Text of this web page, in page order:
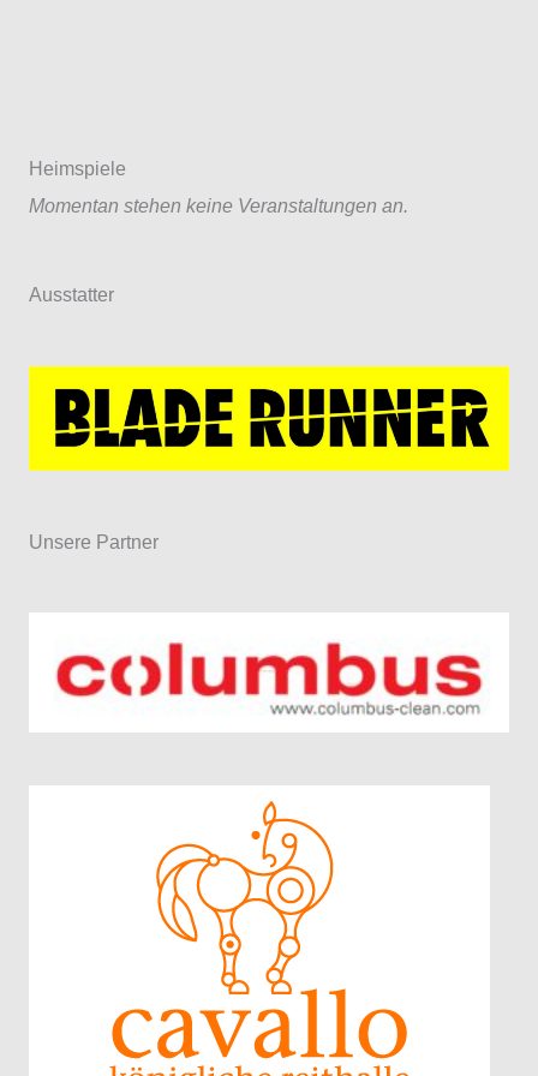
Heimspiele
Momentan stehen keine Veranstaltungen an.
Ausstatter
Unsere Partner